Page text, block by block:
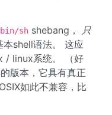
sh shebang， 只
本shell语法。 这应
/ linux系统。 （好
版本，它具有真正
如此不兼容，比